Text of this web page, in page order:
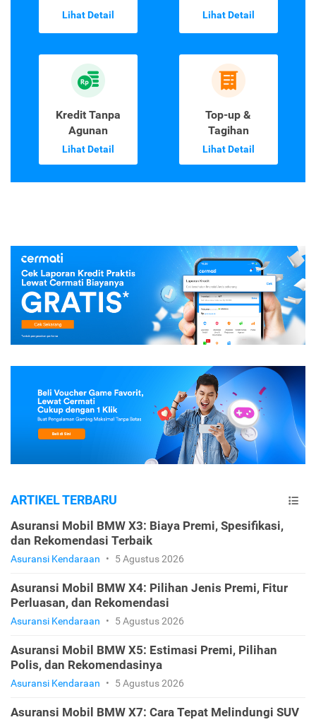
Lihat Detail Lihat Detail
Kredit Tanpa
Agunan
Lihat Detail
Top-up &
Tagihan
Lihat Detail
ARTIKEL TERBARU
Asuransi Mobil BMW X3: Biaya Premi, Spesifikasi,
dan Rekomendasi Terbaik
Asuransi Kendaraan • 5 Agustus 2026
Asuransi Mobil BMW X4: Pilihan Jenis Premi, Fitur
Perluasan, dan Rekomendasi
Asuransi Kendaraan • 5 Agustus 2026
Asuransi Mobil BMW X5: Estimasi Premi, Pilihan
Polis, dan Rekomendasinya
Asuransi Kendaraan • 5 Agustus 2026
Asuransi Mobil BMW X7: Cara Tepat Melindungi SUV